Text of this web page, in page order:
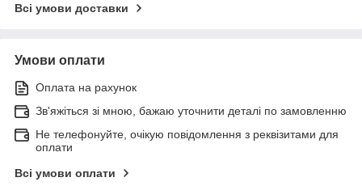
Всі умови доставки
Умови оплати
Оплата на рахунок
Зв'яжіться зі мною, бажаю уточнити деталі по замовленню
Не телефонуйте, очікую повідомлення з реквізитами для
оплати
Всі умови оплати